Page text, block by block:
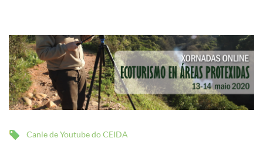
Canle de Youtube do CEIDA